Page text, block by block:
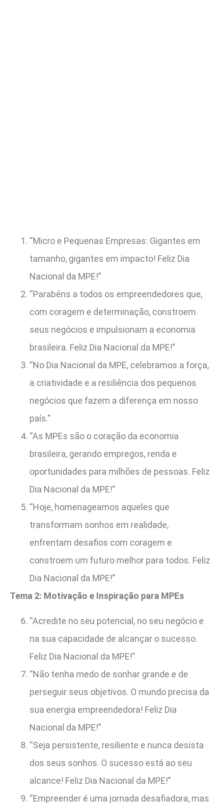
“Micro e Pequenas Empresas: Gigantes em
tamanho, gigantes em impacto! Feliz Dia
Nacional da MPE!”
“Parabéns a todos os empreendedores que,
com coragem e determinação, constroem
seus negócios e impulsionam a economia
brasileira. Feliz Dia Nacional da MPE!”
“No Dia Nacional da MPE, celebramos a força,
a criatividade e a resiliência dos pequenos
negócios que fazem a diferença em nosso
país.”
“As MPEs são o coração da economia
brasileira, gerando empregos, renda e
oportunidades para milhões de pessoas. Feliz
Dia Nacional da MPE!”
“Hoje, homenageamos aqueles que
transformam sonhos em realidade,
enfrentam desafios com coragem e
constroem um futuro melhor para todos. Feliz
Dia Nacional da MPE!”
Tema 2: Motivação e Inspiração para MPEs
“Acredite no seu potencial, no seu negócio e
na sua capacidade de alcançar o sucesso.
Feliz Dia Nacional da MPE!”
“Não tenha medo de sonhar grande e de
perseguir seus objetivos. O mundo precisa da
sua energia empreendedora! Feliz Dia
Nacional da MPE!”
“Seja persistente, resiliente e nunca desista
dos seus sonhos. O sucesso está ao seu
alcance! Feliz Dia Nacional da MPE!”
“Empreender é uma jornada desafiadora, mas